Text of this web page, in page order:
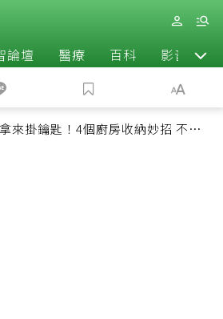
論壇 醫療 百科 影音
來掛鑰匙！4個廚房收納妙招 不用